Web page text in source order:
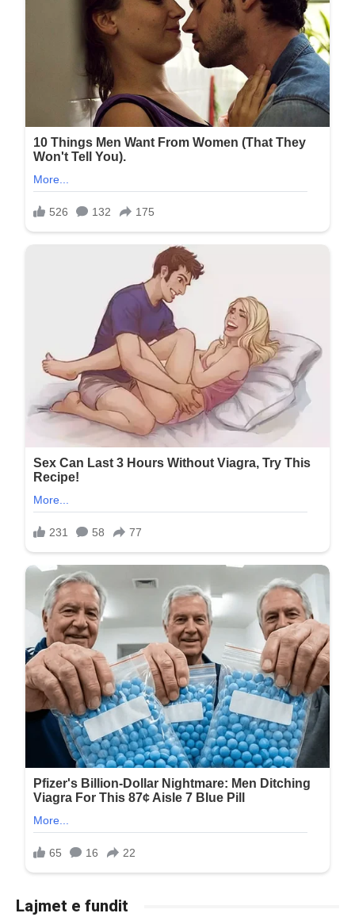
Lajmet e fundit